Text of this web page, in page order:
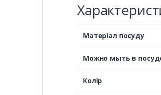
Матеріал посуду
Можно мыть в
Колір